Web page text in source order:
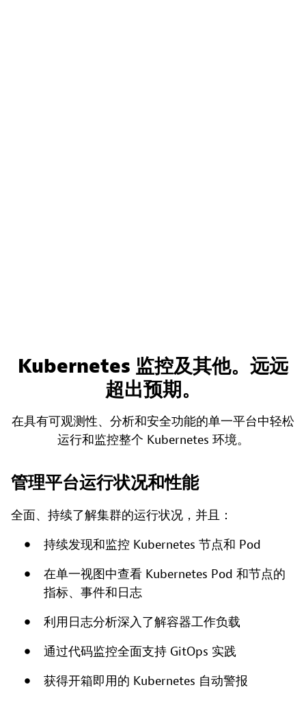
Kubernetes 监控及其他。远远
超出预期。
在具有可观测性、分析和安全功能的单一平台中轻松
运行和监控整个 Kubernetes 环境。
管理平台运行状况和性能
全面、持续了解集群的运行状况，并且：
持续发现和监控 Kubernetes 节点和 Pod
在单一视图中查看 Kubernetes Pod 和节点的
指标、事件和日志
利用日志分析深入了解容器工作负载
通过代码监控全面支持 GitOps 实践
获得开箱即用的 Kubernetes 自动警报